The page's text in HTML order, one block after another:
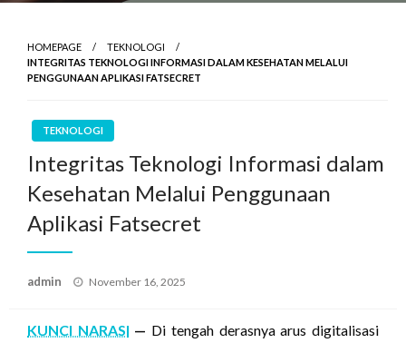
HOMEPAGE
TEKNOLOGI
INTEGRITAS TEKNOLOGI INFORMASI DALAM KESEHATAN MELALUI
PENGGUNAAN APLIKASI FATSECRET
TEKNOLOGI
Integritas Teknologi Informasi dalam
Kesehatan Melalui Penggunaan
Aplikasi Fatsecret
admin
Posted
November 16, 2025
KUNCI NARASI — Di tengah derasnya arus digitalisasi